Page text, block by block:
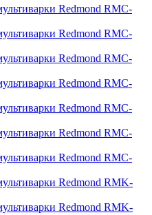
Redmond RMC-
Redmond RMC-
Redmond RMC-
Redmond RMC-
Redmond RMC-
Redmond RMC-
Redmond RMC-
Redmond RMK-
Redmond RMK-